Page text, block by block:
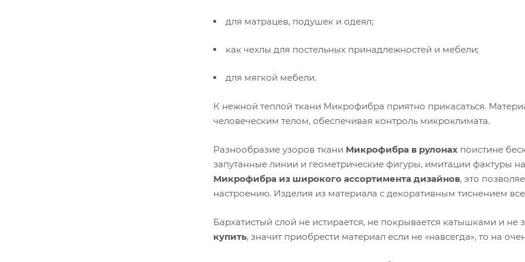
для матрацев, подушек и одеял;
как чехлы для постельных принадлежностей и мебели;
для мягкой мебели.
К нежной теплой ткани Микрофибра приятно прикасаться.
человеческим телом, обеспечивая контроль микроклимата.
Разнообразие узоров ткани Микрофибра в рулонах поистине
запутанные линии и геометрические фигуры, имитации фактуры
Микрофибра из широкого ассортимента дизайнов, это
настроению. Изделия из материала с декоративным тиснением
Бархатистый слой не истирается, не покрывается катышками и не
купить, значит приобрести материал если не «навсегда», то на